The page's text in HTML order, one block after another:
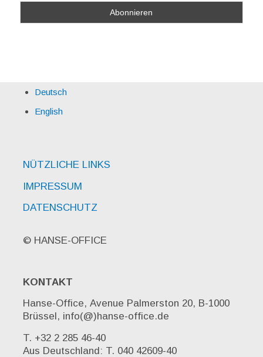
Deutsch
English
NÜTZLICHE LINKS
IMPRESSUM
DATENSCHUTZ
© HANSE-OFFICE
KONTAKT
Hanse-Office, Avenue Palmerston 20, B-1000
Brüssel, info(@)hanse-office.de
T. +32 2 285 46-40
Aus Deutschland: T. 040 42609-40